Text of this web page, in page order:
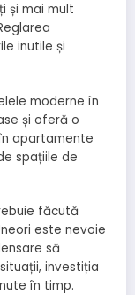
și mai mult
inutile și
moderne în
și oferă o
apartamente
spațiile de
făcută
este nevoie
să
investiția
în timp.